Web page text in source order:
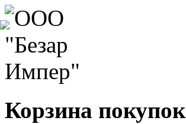
Корзина покупок